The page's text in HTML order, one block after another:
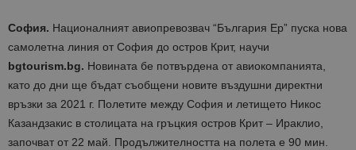
София. Националният авиопревозвач “България Ер” пуска нова
самолетна линия от София до остров Крит, научи
bgtourism.bg. Новината бе потвърдена от авиокомпанията,
като до дни ще бъдат съобщени новите въздушни директни
връзки за 2021 г. Полетите между София и летището Никос
Казандзакис в столицата на гръцкия остров Крит – Ираклио,
започват от 22 май. Продължителността на полета е 90 мин.